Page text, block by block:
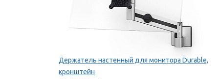
Держатель настенный для монитора Durable,
кронштейн